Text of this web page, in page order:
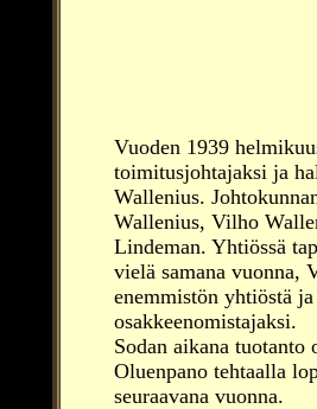
Vuoden 1939
toimitusjohtajaksi ja
Wallenius.
Wallenius, Vilho
Lindeman. Yhtiössä
vielä samana vuonna,
enemmistön yhtiöstä
osakkeenomistajaksi.
Sodan aikana tuotanto
Oluenpano tehtaalla
seuraavana vuonna.